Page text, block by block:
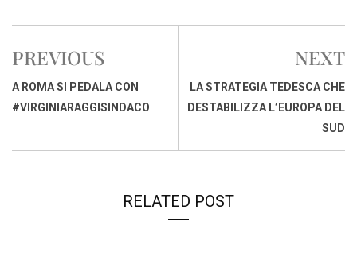
c
b
o
o
a
s
A
p
n
d
I
r
s
a
p
i
n
i
PREVIOUS
A ROMA SI PEDALA CON
#VIRGINIARAGGISINDACO
NEXT
LA STRATEGIA TEDESCA CHE
DESTABILIZZA L’EUROPA DEL
SUD
RELATED POST